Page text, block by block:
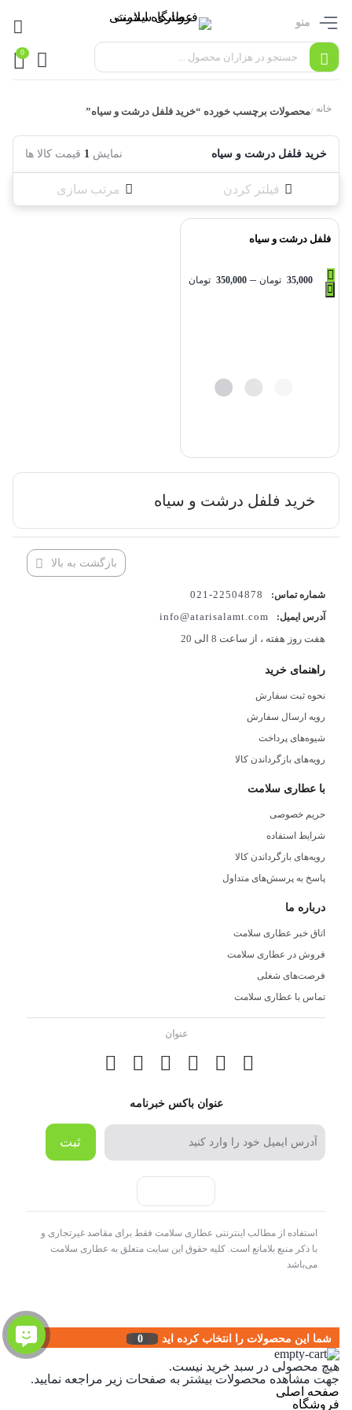
منو
0
خانه /محصولات برچسب خورده “خرید فلفل درشت و سیاه”
خرید فلفل درشت و سیاه نمایش 1 قیمت کالا ها
فیلتر کردن مرتب سازی
فلفل درشت و سیاه
35,000 تومان –
350,000 تومان
خرید فلفل درشت و سیاه
بازگشت به بالا
شماره تماس: 22504878-021
آدرس ایمیل:
info@atarisalamt.com
هفت روز هفته ، از ساعت 8 الی 20
راهنمای خرید
نحوه ثبت سفارش
رویه ارسال سفارش
شیوه‌های پرداخت
رویه‌های بازگرداندن کالا
با عطاری سلامت
حریم خصوصی
شرایط استفاده
رویه‌های بازگرداندن کالا
پاسخ به پرسش‌های متداول
درباره ما
اتاق خبر عطاری سلامت
فروش در عطاری سلامت
فرصت‌های شغلی
تماس با عطاری سلامت
عنوان
عنوان باکس خبرنامه
ثبت
استفاده از مطالب اینترنتی عطاری سلامت فقط برای مقاصد غیرتجاری و
با ذکر منبع بلامانع است. کلیه حقوق این سایت متعلق به عطاری سلامت
می‌باشد
شما این محصولات را انتخاب کرده اید 0
هیچ محصولی در سبد خرید نیست.
جهت مشاهده محصولات بیشتر به صفحات زیر مراجعه نمایید.
صفحه اصلی
فروشگاه